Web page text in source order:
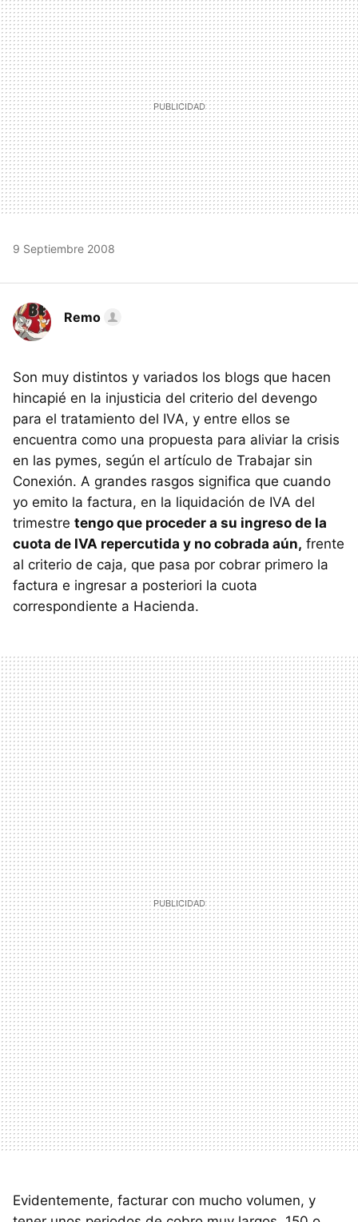
MAIL
9 Septiembre 2008
Remo
Son muy distintos y variados los blogs que hacen
hincapié en la injusticia del criterio del devengo
para el tratamiento del IVA, y entre ellos se
encuentra como una propuesta para aliviar la crisis
en las pymes, según el artículo de Trabajar sin
Conexión. A grandes rasgos significa que cuando
yo emito la factura, en la liquidación de IVA del
trimestre tengo que proceder a su ingreso de la
cuota de IVA repercutida y no cobrada aún, frente
al criterio de caja, que pasa por cobrar primero la
factura e ingresar a posteriori la cuota
correspondiente a Hacienda.
Evidentemente, facturar con mucho volumen, y